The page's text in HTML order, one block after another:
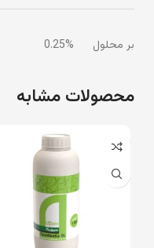
بر محلول Boron(Br) 0.25%
محصولات مشابه